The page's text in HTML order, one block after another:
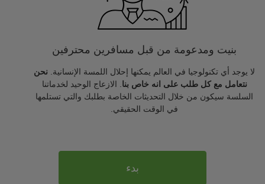
بنيت ومدعومة من قبل مسافرين محترفين
لا يوجد أي تكنولوجيا في العالم يمكنها إحلال اللمسة الإنسانية. نحن
نتعامل مع كل طلب على انه خاص بنا . الازعاج الوحيد لخدماتنا
السلسة سيكون من خلال التحديثات الخاصة بطلبك والتي تستلمها
في الوقت الحقيقي.
بدء